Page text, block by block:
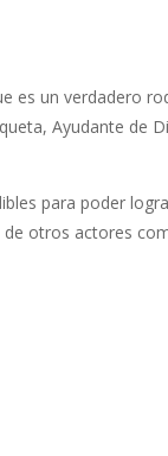
un verdadero
Ayudante de
para poder
otros actores